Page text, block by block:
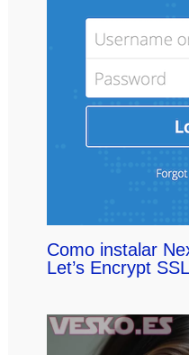
Como instalar
Let’s Encrypt